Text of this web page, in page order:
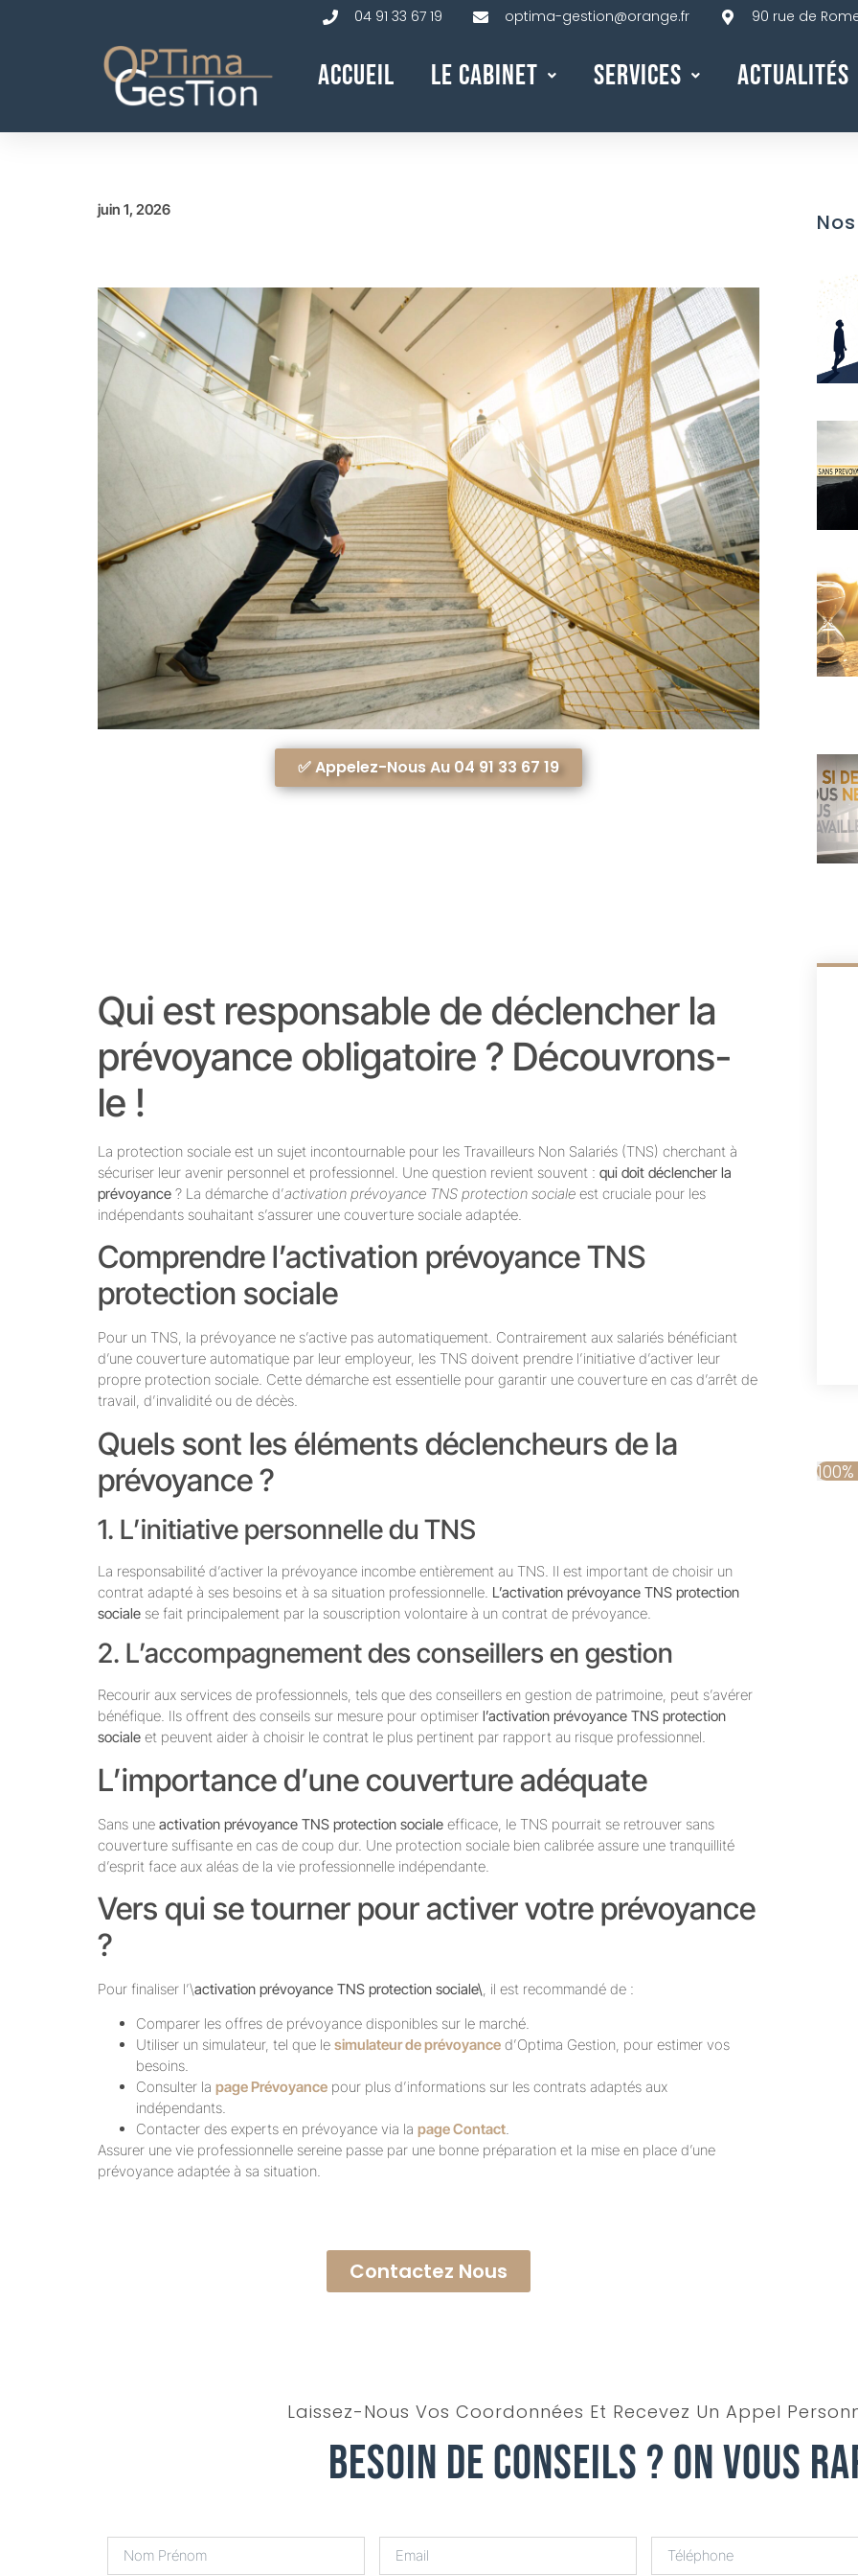
04 91 33 67 19 optima-gestion@orange.fr 90 rue de
Accueil Le Cabinet Services Actualités
juin 1, 2026
✅ Appelez-Nous Au 04 91 33 67 19
Qui est responsable de déclencher la
prévoyance obligatoire ? Découvrons-
le !
La protection sociale est un sujet incontournable pour les Travailleurs Non Salariés (TNS) cherchant à
sécuriser leur avenir personnel et professionnel. Une question revient souvent : qui doit déclencher la
prévoyance ? La démarche d’activation prévoyance TNS protection sociale est cruciale pour les
indépendants souhaitant s’assurer une couverture sociale adaptée.
Comprendre l’activation prévoyance TNS
protection sociale
Pour un TNS, la prévoyance ne s’active pas automatiquement. Contrairement aux salariés bénéficiant
d’une couverture automatique par leur employeur, les TNS doivent prendre l’initiative d’activer leur
propre protection sociale. Cette démarche est essentielle pour garantir une couverture en cas d’arrêt de
travail, d’invalidité ou de décès.
Quels sont les éléments déclencheurs de la
prévoyance ?
1. L’initiative personnelle du TNS
La responsabilité d’activer la prévoyance incombe entièrement au TNS. Il est important de choisir un
contrat adapté à ses besoins et à sa situation professionnelle. L’activation prévoyance TNS protection
sociale se fait principalement par la souscription volontaire à un contrat de prévoyance.
2. L’accompagnement des conseillers en gestion
Recourir aux services de professionnels, tels que des conseillers en gestion de patrimoine, peut s’avérer
bénéfique. Ils offrent des conseils sur mesure pour optimiser l’activation prévoyance TNS protection
sociale et peuvent aider à choisir le contrat le plus pertinent par rapport au risque professionnel.
L’importance d’une couverture adéquate
Sans une activation prévoyance TNS protection sociale efficace, le TNS pourrait se retrouver sans
couverture suffisante en cas de coup dur. Une protection sociale bien calibrée assure une tranquillité
d’esprit face aux aléas de la vie professionnelle indépendante.
Vers qui se tourner pour activer votre prévoyance
?
Pour finaliser l’\activation prévoyance TNS protection sociale\, il est recommandé de :
Comparer les offres de prévoyance disponibles sur le marché.
Utiliser un simulateur, tel que le simulateur de prévoyance d’Optima Gestion, pour estimer vos
besoins.
Consulter la page Prévoyance pour plus d’informations sur les contrats adaptés aux
indépendants.
Contacter des experts en prévoyance via la page Contact.
Assurer une vie professionnelle sereine passe par une bonne préparation et la mise en place d’une
prévoyance adaptée à sa situation.
Contactez Nous
100%
Laissez-Nous Vos Coordonnées Et Recevez Un Appel
Besoin De Conseils ? On Vous